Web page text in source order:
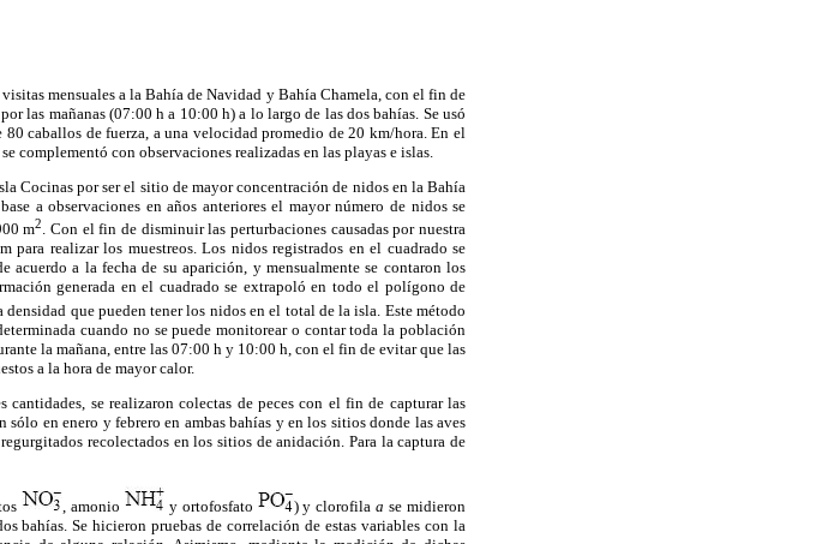
mensuales a la Bahía de Navidad y Bahía Chamela, con el fin de
las mañanas (07:00 h a 10:00 h) a lo largo de las dos bahías. Se usó
caballos de fuerza, a una velocidad promedio de 20 km/hora. En el
complementó con observaciones realizadas en las playas e islas.
Cocinas por ser el sitio de mayor concentración de nidos en la Bahía
a observaciones en años anteriores el mayor número de nidos se
m2. Con el fin de disminuir las perturbaciones causadas por nuestra
para realizar los muestreos. Los nidos registrados en el cuadrado se
a la fecha de su aparición, y mensualmente se contaron los
generada en el cuadrado se extrapoló en todo el polígono de
que pueden tener los nidos en el total de la isla. Este método
cuando no se puede monitorear o contar toda la población
la mañana, entre las 07:00 h y 10:00 h, con el fin de evitar que las
a la hora de mayor calor.
se realizaron colectas de peces con el fin de capturar las
sólo en enero y febrero en ambas bahías y en los sitios donde las aves
recolectados en los sitios de anidación. Para la captura de
, amonio y ortofosfato ) y clorofilaase midieron
bahías. Se hicieron pruebas de correlación de estas variables con la